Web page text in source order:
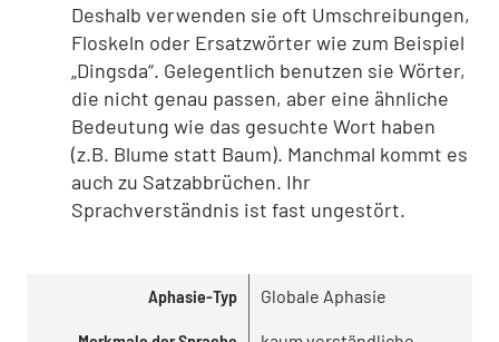
Deshalb verwenden sie oft Umschreibungen,
Floskeln oder Ersatzwörter wie zum Beispiel
„Dingsda“. Gelegentlich benutzen sie Wörter,
die nicht genau passen, aber eine ähnliche
Bedeutung wie das gesuchte Wort haben
(z.B. Blume statt Baum). Manchmal kommt es
auch zu Satzabbrüchen. Ihr
Sprachverständnis ist fast ungestört.
Merkmale der Sprache
Verstehen
Aphasie-Typ Globale Aphasie